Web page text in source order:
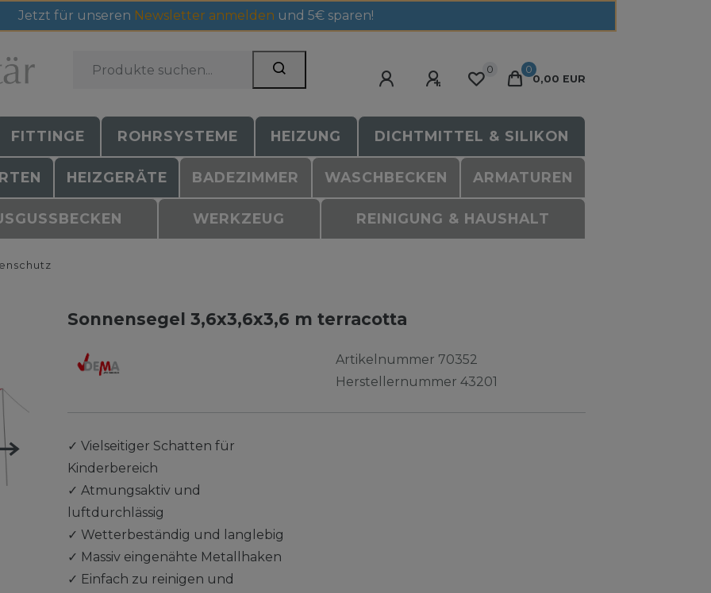
Jetzt für unseren Newsletter anmelden und 5€ sparen!
0
0
0,00 EUR
FITTINGE ROHRSYSTEME HEIZUNG DICHTMITTEL & SILIKON
HEIZGERÄTE BADEZIMMER WASCHBECKEN ARMATUREN
WERKZEUG REINIGUNG & HAUSHALT
Sonnensegel 3,6x3,6x3,6 m terracotta
Artikelnummer 70352
Herstellernummer43201
✓ Vielseitiger Schatten für
Kinderbereich
✓ Atmungsaktiv und
luftdurchlässig
✓ Wetterbeständig und langlebig
✓ Massiv eingenähte Metallhaken
✓ Einfach zu reinigen und